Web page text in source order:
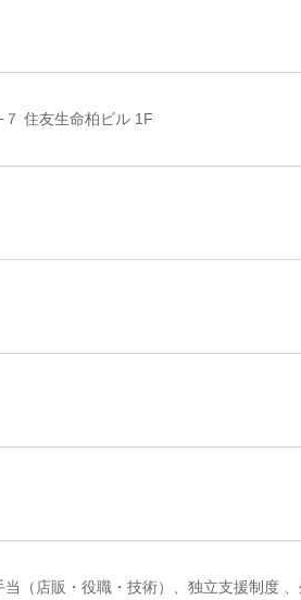
住友生命柏ビル 1F
（店販・役職・技術）、独立支援制度